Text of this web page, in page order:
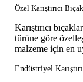
Özel Karıştırıcı
Karıştırıcı
türüne göre
malzeme için en
Endüstriyel